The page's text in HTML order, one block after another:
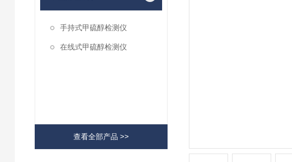
手持式甲硫醇检测仪
在线式甲硫醇检测仪
查看全部产品 >>